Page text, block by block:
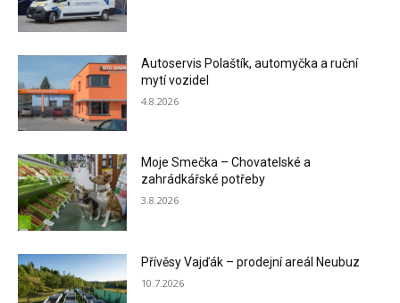
Autoservis Polaštík, automyčka a ruční
mytí vozidel
4.8.2026
Moje Smečka – Chovatelské a
zahrádkářské potřeby
3.8.2026
Přívěsy Vajďák – prodejní areál Neubuz
10.7.2026